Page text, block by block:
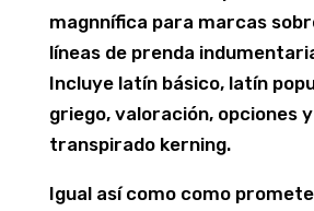
magnnífica para marcas
líneas de prenda
Incluye latín básico, latín
griego, valoración, opciones
transpirado kerning.
Igual así­ como como